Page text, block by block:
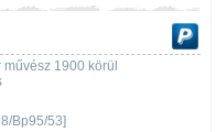
művész 1900 körül
Bp95/53]